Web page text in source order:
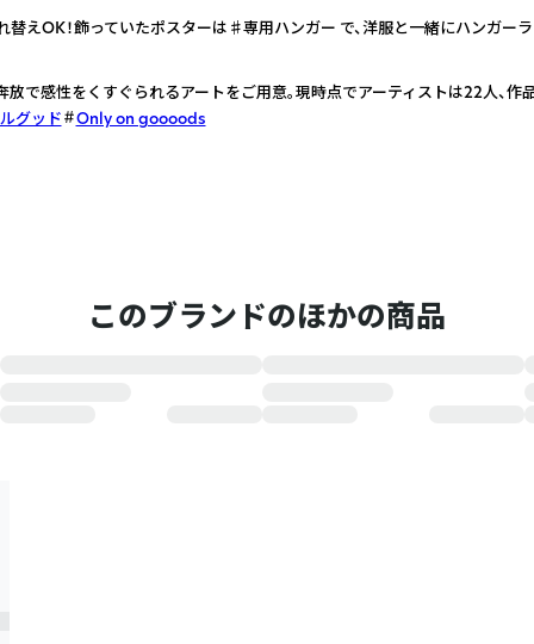
替えOK！飾っていたポスターは♯専用ハンガー で、洋服と一緒にハンガー
放で感性をくすぐられるアートをご用意。現時点でアーティストは22人、作
グッド
Only on goooods
このブランドのほかの商品